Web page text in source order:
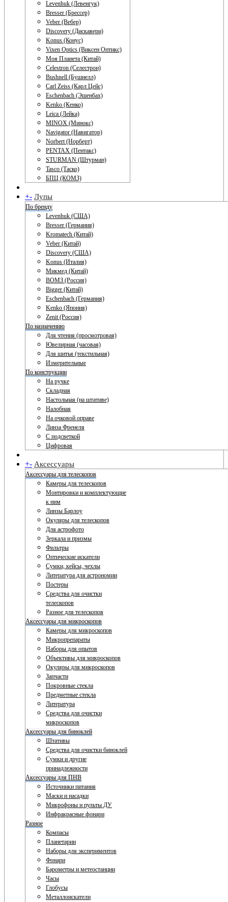
Levenhuk (Левенгук)
Bresser (Брессер)
Veber (Вебер)
Discovery (Дискавери)
Konus (Конус)
Vixen Optics (Виксен Оптикс)
Моя Планета (Китай)
Celestron (Селестрон)
Bushnell (Бушнелл)
Carl Zeiss (Карл Цейс)
Eschenbach (Эшенбах)
Kenko (Кенко)
Leica (Лейка)
MINOX (Минокс)
Navigator (Навигатор)
Norbert (Норберт)
PENTAX (Пентакс)
STURMAN (Штурман)
Tasco (Таско)
БПЦ (КОМЗ)
+- Лупы
По бренду
Levenhuk (США)
Bresser (Германия)
Kromatech (Китай)
Veber (Китай)
Discovery (США)
Konus (Италия)
Микмед (Китай)
ВОМЗ (Россия)
Bigger (Китай)
Eschenbach (Германия)
Kenko (Япония)
Zenit (Россия)
По назначению
Для чтения (просмотровая)
Ювелирная (часовая)
Для шитья (текстильная)
Измерительные
По конструкции
На ручке
Складная
Настольная (на штативе)
Налобная
На очковой оправе
Линза Френеля
С подсветкой
Цифровая
+- Аксессуары
Аксессуары для телескопов
Камеры для телескопов
Монтировки и комплектующие
к ним
Линзы Барлоу
Окуляры для телескопов
Для астрофото
Зеркала и призмы
Фильтры
Оптические искатели
Сумки, кейсы, чехлы
Литература для астрономии
Постеры
Средства для очистки
телескопов
Разное для телескопов
Аксессуары для микроскопов
Камеры для микроскопов
Микропрепараты
Наборы для опытов
Объективы для микроскопов
Окуляры для микроскопов
Запчасти
Покровные стекла
Предметные стекла
Литература
Средства для очистки
микроскопов
Аксессуары для биноклей
Штативы
Средства для очистки биноклей
Сумки и другие
принадлежности
Аксессуары для ПНВ
Источники питания
Маски и насадки
Микрофоны и пульты ДУ
Инфракрасные фонари
Разное
Компасы
Планетарии
Наборы для экспериментов
Фонари
Барометры и метеостанции
Часы
Глобусы
Металлоискатели